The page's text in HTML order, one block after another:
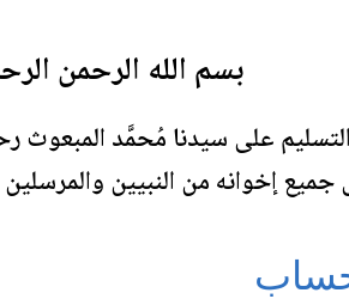
بسم الله الرحمن
على سيدنا مُحمَّد المبعوث
إخوانه من النبيين